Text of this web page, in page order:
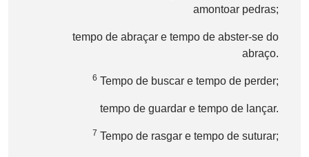
amontoar pedras;
tempo de abraçar e tempo de abster-se do
abraço.
6 Tempo de buscar e tempo de perder;
tempo de guardar e tempo de lançar.
7 Tempo de rasgar e tempo de suturar;